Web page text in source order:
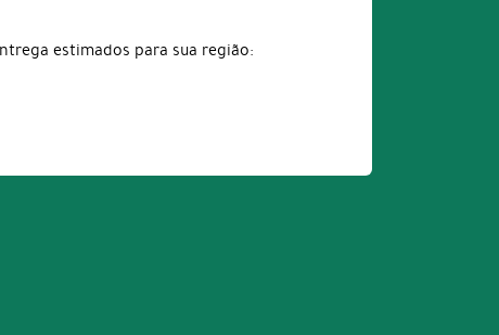
estimados para sua região: